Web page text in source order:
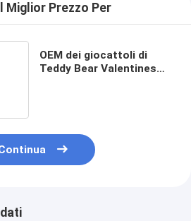
Miglior Prezzo Per
OEM dei giocattoli di
Teddy Bear Valentines